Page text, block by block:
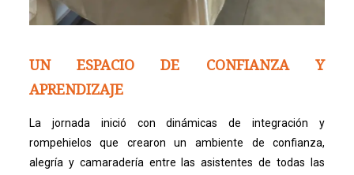
UN ESPACIO DE CONFIANZA Y
APRENDIZAJE
La jornada inició con dinámicas de integración y
rompehielos que crearon un ambiente de confianza,
alegría y camaradería entre las asistentes de todas las